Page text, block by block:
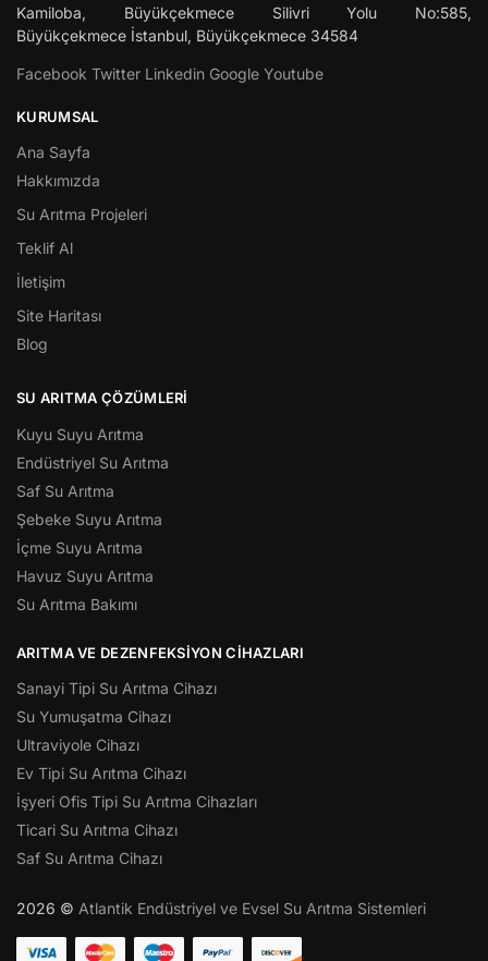
Kamiloba, Büyükçekmece Silivri Yolu No:585,
Büyükçekmece İstanbul, Büyükçekmece 34584
Facebook Twitter Linkedin Google Youtube
KURUMSAL
Ana Sayfa
Hakkımızda
Su Arıtma Projeleri
Teklif Al
İletişim
Site Haritası
Blog
SU ARITMA ÇÖZÜMLERI
Kuyu Suyu Arıtma
Endüstriyel Su Arıtma
Saf Su Arıtma
Şebeke Suyu Arıtma
İçme Suyu Arıtma
Havuz Suyu Arıtma
Su Arıtma Bakımı
ARITMA VE DEZENFEKSIYON CIHAZLARI
Sanayi Tipi Su Arıtma Cihazı
Su Yumuşatma Cihazı
Ultraviyole Cihazı
Ev Tipi Su Arıtma Cihazı
İşyeri Ofis Tipi Su Arıtma Cihazları
Ticari Su Arıtma Cihazı
Saf Su Arıtma Cihazı
2026 © Atlantik Endüstriyel ve Evsel Su Arıtma Sistemleri